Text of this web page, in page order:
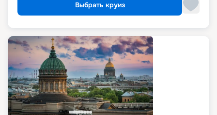
Выбрать круиз